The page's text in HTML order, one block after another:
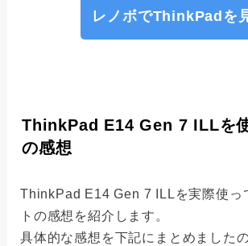
レノボでThinkPadを
ThinkPad E14 Gen 7 ILLを
の感想
ThinkPad E14 Gen 7 ILLを実際使っ
トの感想を紹介します。
具体的な感想を下記にまとめました